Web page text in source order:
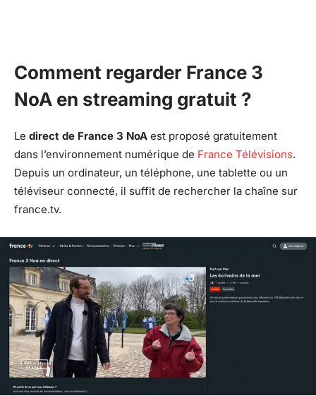
Comment regarder France 3
NoA en streaming gratuit ?
Le direct de France 3 NoA est proposé gratuitement
dans l’environnement numérique de France Télévisions.
Depuis un ordinateur, un téléphone, une tablette ou un
téléviseur connecté, il suffit de rechercher la chaîne sur
france.tv.